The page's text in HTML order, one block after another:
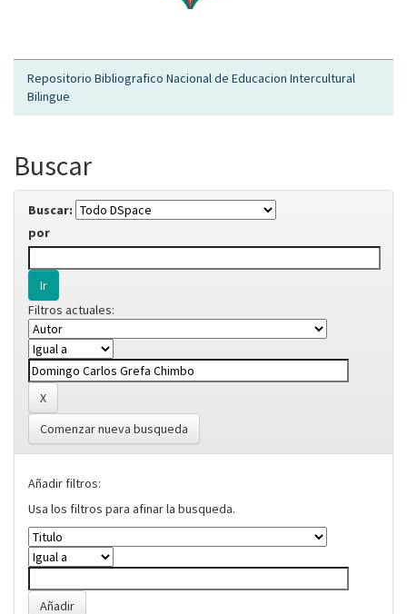
Repositorio Bibliografico Nacional de Educacion Intercultural
Bilingue
Buscar
Buscar:
por
Filtros actuales:
Comenzar nueva busqueda
Añadir filtros:
Usa los filtros para afinar la busqueda.